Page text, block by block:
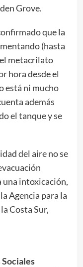
Grove.
que la
(hasta
metacrilato
hora desde el
está ni mucho
además
el tanque y se
del aire no se
una intoxicación,
Agencia para la
Costa Sur,